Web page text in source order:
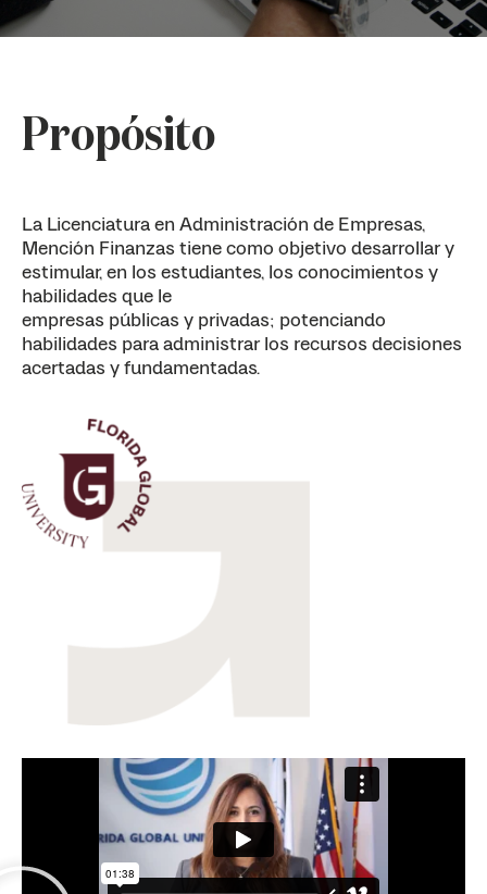
Propósito
La Licenciatura en Administración de Empresas,
Mención Finanzas tiene como objetivo desarrollar y
estimular, en los estudiantes, los conocimientos y
habilidades que le
empresas públicas y privadas; potenciando
habilidades para administrar los recursos decisiones
acertadas y fundamentadas.